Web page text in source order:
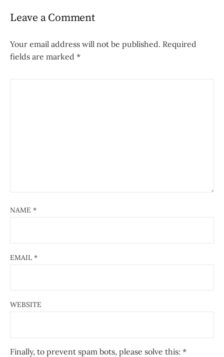
Leave a Comment
Your email address will not be published. Required
fields are marked *
NAME *
EMAIL *
WEBSITE
Finally, to prevent spam bots, please solve this: *